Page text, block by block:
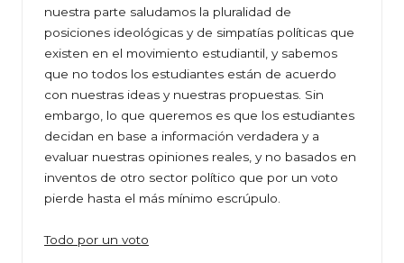
nuestra parte saludamos la pluralidad de
posiciones ideológicas y de simpatías políticas que
existen en el movimiento estudiantil, y sabemos
que no todos los estudiantes están de acuerdo
con nuestras ideas y nuestras propuestas. Sin
embargo, lo que queremos es que los estudiantes
decidan en base a información verdadera y a
evaluar nuestras opiniones reales, y no basados en
inventos de otro sector político que por un voto
pierde hasta el más mínimo escrúpulo.
Todo por un voto